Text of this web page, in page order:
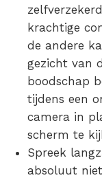
krachtige
de andere
gezicht van
boodschap
tijdens een
camera in
scherm te
Spreek
absoluut